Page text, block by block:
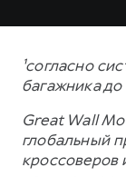
¹согласно
багажника до
Great Wall
глобальный